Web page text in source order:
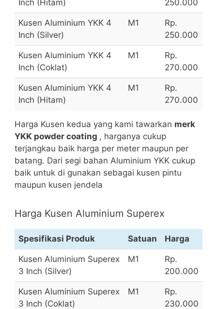
Inch (Hitam) 250.000
Kusen Aluminium YKK 4
Inch (Silver)
M1
Rp.
250.000
Kusen Aluminium YKK 4
Inch (Coklat)
M1
Rp.
270.000
Kusen Aluminium YKK 4
Inch (Hitam)
M1
Rp.
270.000
Harga Kusen kedua yang kami tawarkan merk
YKK powder coating , harganya cukup
terjangkau baik harga per meter maupun per
batang. Dari segi bahan Aluminium YKK cukup
baik untuk di gunakan sebagai kusen pintu
maupun kusen jendela
Harga Kusen Aluminium Superex
Spesifikasi Produk Satuan Harga
Kusen Aluminium Superex
3 Inch (Silver)
M1
Rp.
200.000
Kusen Aluminium Superex
3 Inch (Coklat)
M1
Rp.
230.000